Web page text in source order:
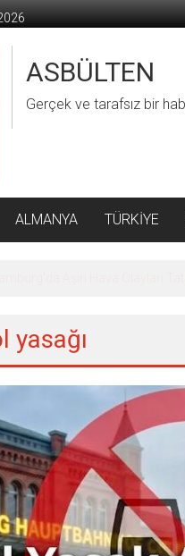
ASBÜLTEN
Gerçek ve tarafsız bir
ALMANYA TÜRKİYE
yasağı